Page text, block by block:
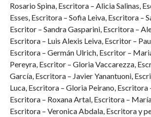
Rosario Spina, Escritora – Alicia Salinas,
Esses, Escritora – Sofia Leiva, Escritora –
Escritor – Sandra Gasparini, Escritora –
Escritora – Luis Alexis Leiva, Escritor –
Escritora – Germán Ulrich, Escritor –
Pereyra, Escritor – Gloria Vaccarezza,
García, Escritora – Javier Yanantuoni,
Luca, Escritora – Gloria Peirano, Escritora
Escritora – Roxana Artal, Escritora –
Escritora – Veronica Abdala, Escritora y